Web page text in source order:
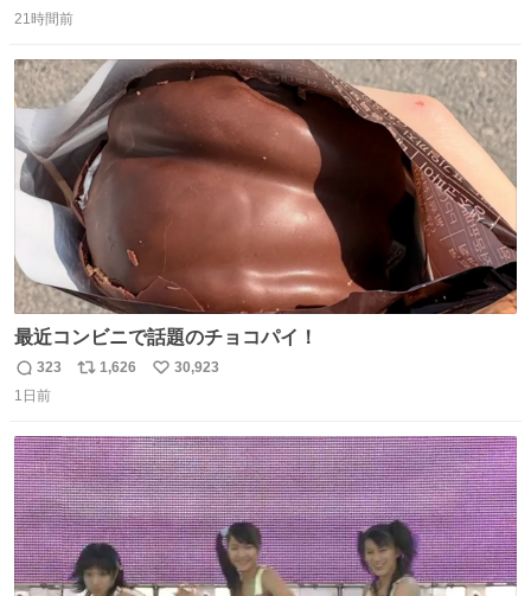
信
ポ
ト
数
数
21時間前
最近コンビニで話題のチョコパイ！
返
信
323
リ
ト
数
1,626
い
数
30,923
1日前